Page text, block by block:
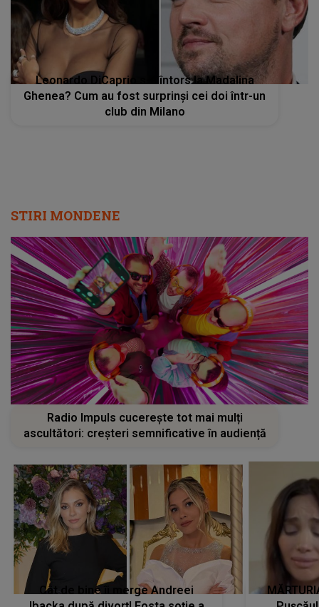
Leonardo DiCaprio s-a întors la Madalina
Ghenea? Cum au fost surprinși cei doi într-un
club din Milano
STIRI MONDENE
Radio Impuls cucerește tot mai mulți
ascultători: creșteri semnificative în audiență
Cât de bine îi merge Andreei